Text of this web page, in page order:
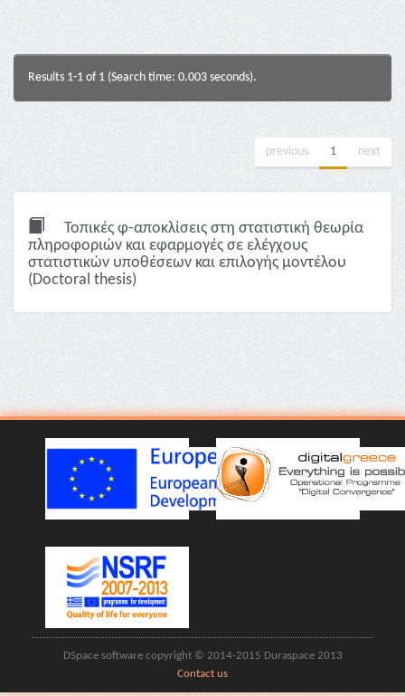
Results 1-1 of 1 (Search time: 0.003 seconds).
previous 1 next
Τοπικές φ-αποκλίσεις στη στατιστική θεωρία
πληροφοριών και εφαρμογές σε ελέγχους
στατιστικών υποθέσεων και επιλογής μοντέλου
(Doctoral thesis)
DSpace software copyright © 2014-2015 Duraspace 2013
Contact us